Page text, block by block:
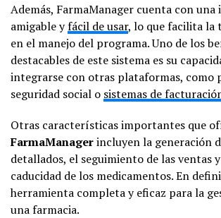
Además, FarmaManager cuenta con
amigable yfácil de usar, lo que facilita la
en el manejo del programa. Uno de los
destacables de este sistema es su
integrarse con otras plataformas, como
seguridad social o sistemas de
Otras características importantes que
FarmaManagerincluyen la generación
detallados, el seguimiento de las ventas
caducidad de los medicamentos. En
herramienta completa y eficaz para la
una farmacia.